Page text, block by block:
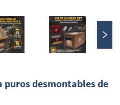
puros desmontables de